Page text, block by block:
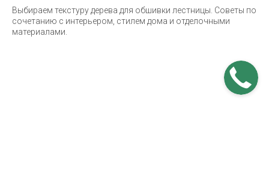
Выбираем текстуру дерева для обшивки лестницы. Советы по
сочетанию с интерьером, стилем дома и отделочными
материалами.